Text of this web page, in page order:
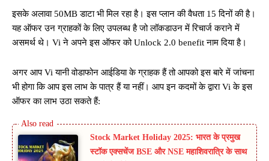
इसके अलावा 50MB डाटा भी मिल रहा है। इस प्लान की वैधता 15 दिनों की है।
यह ऑफर उन ग्राहकों के लिए उपलब्ध है जो लॉकडाउन में रिचार्ज कराने में
असमर्थ थे। Vi ने अपने इस ऑफर को Unlock 2.0 benefit नाम दिया है।
अगर आप Vi यानी वोडाफोन आईडिया के ग्राहक हैं तो आपको इस बारे में जांचना
भी होगा कि आप इस लाभ के पात्र हैं या नहीं। आप इन कदमों के द्वारा Vi के इस
ऑफर का लाभ उठा सकते हैं:
Stock Market Holiday 2025: भारत के प्रमुख
स्टॉक एक्सचेंज BSE और NSE महाशिवरात्रि के साथ